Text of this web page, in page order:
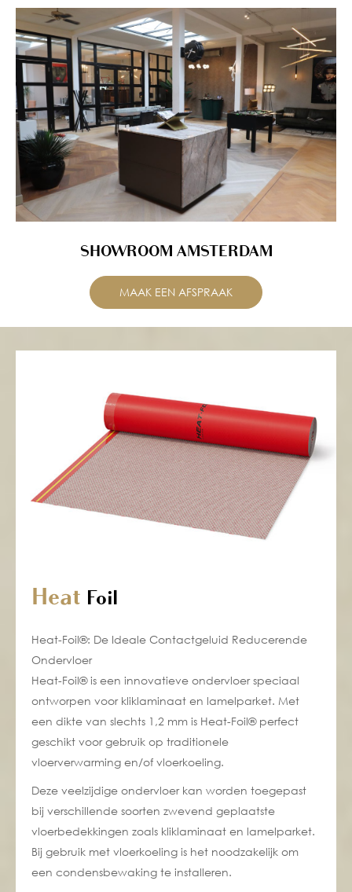
SHOWROOM AMSTERDAM
MAAK EEN AFSPRAAK
Heat Foil
Heat-Foil®: De Ideale Contactgeluid Reducerende
Ondervloer
Heat-Foil® is een innovatieve ondervloer speciaal
ontworpen voor kliklaminaat en lamelparket. Met
een dikte van slechts 1,2 mm is Heat-Foil® perfect
geschikt voor gebruik op traditionele
vloerverwarming en/of vloerkoeling.
Deze veelzijdige ondervloer kan worden toegepast
bij verschillende soorten zwevend geplaatste
vloerbedekkingen zoals kliklaminaat en lamelparket.
Bij gebruik met vloerkoeling is het noodzakelijk om
een condensbewaking te installeren.